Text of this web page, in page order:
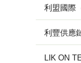
利盟國際
利豐供應
LIK ON